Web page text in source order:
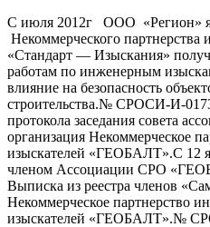
С июля 2012г ООО «Регион»
Некоммерческого партнерства
«Стандарт — Изыскания»
работам по инженерным
влияние на безопасность
строительства.№ СРОСИ-И-
протокола заседания совета
организация Некоммерческое
изыскателей «ГЕОБАЛТ».С 12
членом Ассоциации СРО
Выписка из реестра членов
Некоммерческое партнерство
изыскателей «ГЕОБАЛТ».№